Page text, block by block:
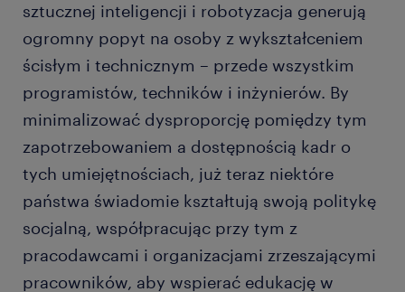
sztucznej inteligencji i robotyzacja generują
ogromny popyt na osoby z wykształceniem
ścisłym i technicznym – przede wszystkim
programistów, techników i inżynierów. By
minimalizować dysproporcję pomiędzy tym
zapotrzebowaniem a dostępnością kadr o
tych umiejętnościach, już teraz niektóre
państwa świadomie kształtują swoją politykę
socjalną, współpracując przy tym z
pracodawcami i organizacjami zrzeszającymi
pracowników, aby wspierać edukację w